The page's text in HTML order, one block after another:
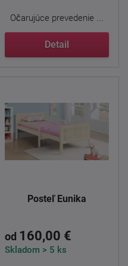
Očarujúce prevedenie ...
Detail
Posteľ Eunika
od 160,00 €
Skladom > 5 ks